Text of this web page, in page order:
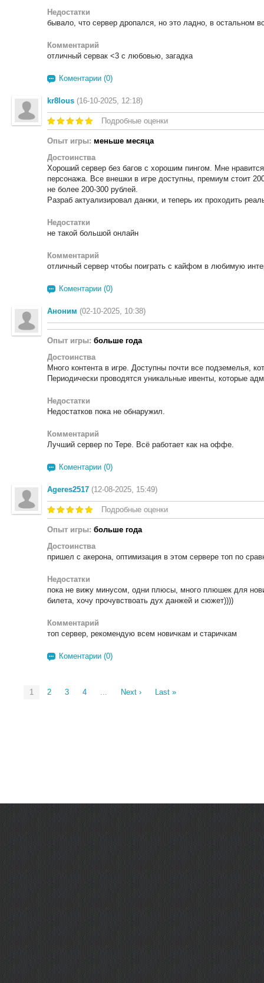
Недостатки
бывало, что сервер дропался, но это ладно, в остальном
Комментарий
отличный сервак <3 с любовью, загадка
Коментарии (0)
kr8lous (16-10-2025, 12:18)
Подробные оценки
Опыт игры: меньше месяца
Достоинства
Хороший сервер без багов с хорошим пингом. Мне
персонажа. Все внешки в игре доступны, премиум стоит
не более 200-300 рублей.
Разраб актуализировал данжи, и теперь их проходить
Недостатки
не такой большой онлайн
Комментарий
отличный сервер чтобы поиграть с кайфом в любимую
Коментарии (0)
Аноним (02-10-2025, 10:38)
Опыт игры: больше года
Достоинства
Много контента в игре. Доступны почти все подземелья,
Периодически проводятся уникальные ивенты, которые
Недостатки
Недостатков пока не обнаружил.
Комментарий
Лучший сервер по Тере. Всё работает как на оффе.
Коментарии (0)
Ageres2517 (12-08-2025, 15:49)
Подробные оценки
Опыт игры: больше года
Достоинства
пришел с акерона, оптимизация в этом сервере топ по
Недостатки
пока не вижу минусом, одни плюсы, много плюшек для
билета, хочу прочувствоать дух данжей и сюжет))))
Комментарий
топ сервер, рекомендую всем новичкам и старичкам
Коментарии (0)
1 2 3 4 ... Next › Last »